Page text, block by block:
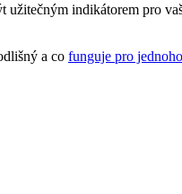
užitečným indikátorem pro
a co funguje pro